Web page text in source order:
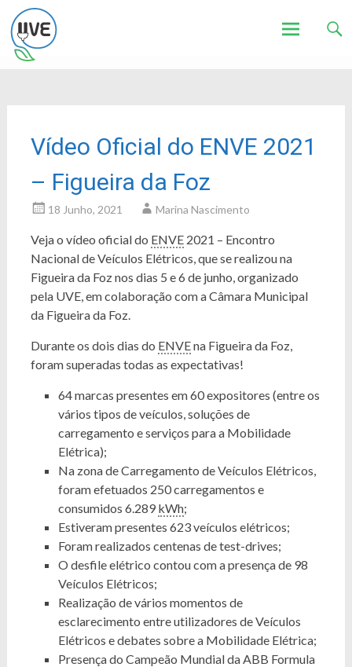
Vídeo Oficial do ENVE 2021
– Figueira da Foz
18 Junho, 2021 Marina Nascimento
Veja o vídeo oficial do ENVE2021 – Encontro
Nacional de Veículos Elétricos, que se realizou na
Figueira da Foz nos dias 5 e 6 de junho, organizado
pela UVE, em colaboração com a Câmara Municipal
da Figueira da Foz.
Durante os dois dias do ENVEna Figueira da Foz,
foram superadas todas as expectativas!
64 marcas presentes em 60 expositores (entre os
vários tipos de veículos, soluções de
carregamento e serviços para a Mobilidade
Elétrica);
Na zona de Carregamento de Veículos Elétricos,
foram efetuados 250 carregamentos e
consumidos 6.289 kWh;
Estiveram presentes 623 veículos elétricos;
Foram realizados centenas de test-drives;
O desfile elétrico contou com a presença de 98
Veículos Elétricos;
Realização de vários momentos de
esclarecimento entre utilizadores de Veículos
Elétricos e debates sobre a Mobilidade Elétrica;
Presença do Campeão Mundial da ABB Formula